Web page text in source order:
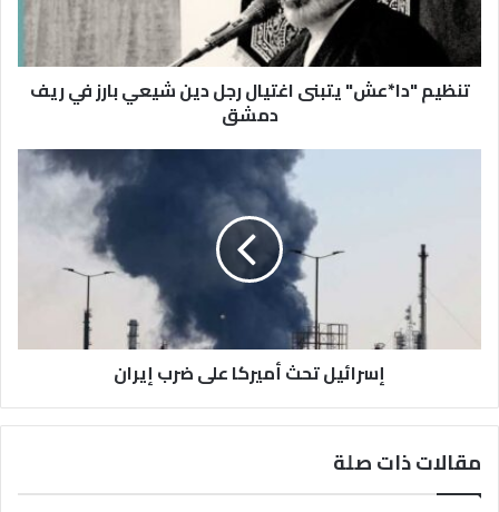
شيعي
بارز
في
ريف
تنظيم "دا*عش" يتبنى اغتيال رجل دين شيعي بارز في ريف
دمشق
إسرائيل تحث أميركا على ضرب إيران
مقالات ذات صلة